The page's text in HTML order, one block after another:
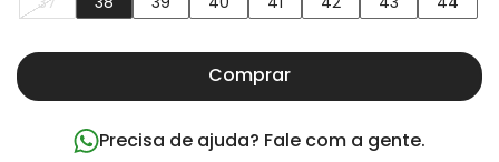
Comprar
Precisa de ajuda? Fale com a gente.